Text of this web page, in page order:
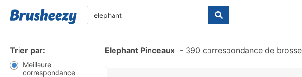
Trier par:
Meilleure
correspondance
Elephant Pinceaux - 390 correspondance de brosse